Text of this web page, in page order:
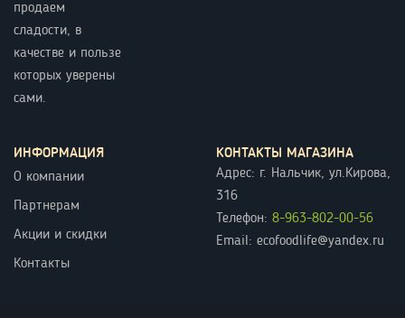
продаем
сладости, в
качестве и пользе
которых уверены
сами.
ИНФОРМАЦИЯ
О компании
Партнерам
Акции и скидки
Контакты
КОНТАКТЫ МАГАЗИНА
Адрес: г. Нальчик, ул.Кирова,
316
Телефон: 8-963-802-00-56
Email: ecofoodlife@yandex.ru